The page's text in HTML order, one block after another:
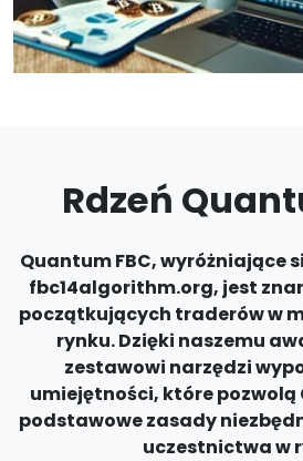
Rdzeń
Quantum FBC, wyróżniające
fbc14algorithm.org, jest
początkujących traderów w
rynku. Dzięki naszemu
zestawowi narzędzi
umiejętności, które
podstawowe zasady
uczestnictwa w